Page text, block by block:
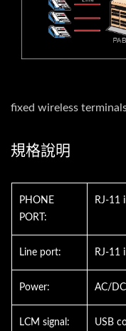
fixed wireless
規格說明
PHONE
PORT:
RJ-11
Line port: RJ-11
Power: AC/
LCM signal:
USB